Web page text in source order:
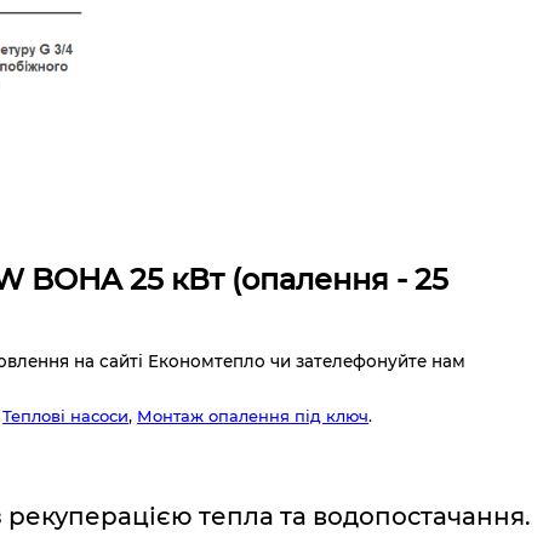
BOHA 25 кВт (опалення - 25
на сайті Економтепло чи зателефонуйте нам
Теплові насоси, Монтаж опалення під ключ.
тепла та водопостачання.